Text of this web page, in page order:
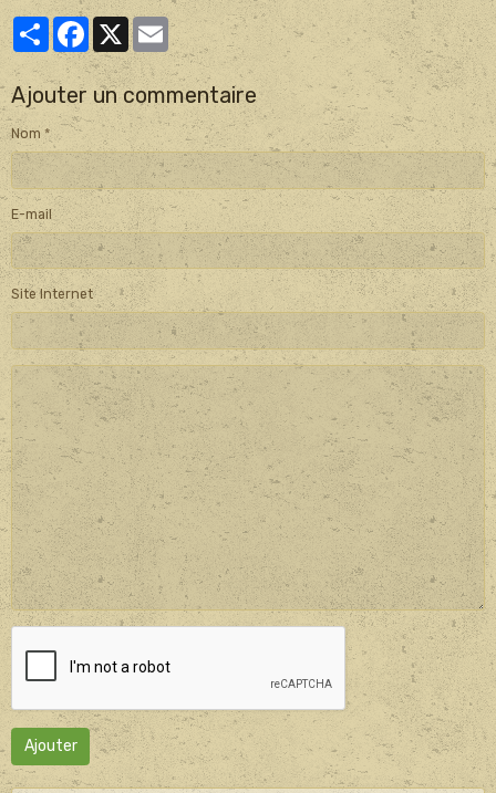
PartagerFacebook
X Email
Ajouter un commentaire
Nom
E-mail
Site Internet
Ajouter